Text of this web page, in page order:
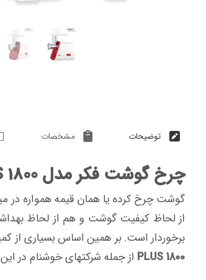
توضیحات مشخصات
چرخ گوشت فکر مدل MINSO PLUS 1800
گوشت چرخ کرده یا همان قیمه همواره در
از لحاظ کیفیت گوشت و هم از لحاظ
برخوردار است. بر همین اساس بسیاری از
PLUS 1800 از جمله شرکتهای خوشنام در